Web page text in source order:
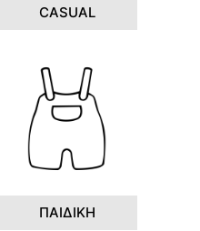
CASUAL
ΠΑΙΔΙΚΗ